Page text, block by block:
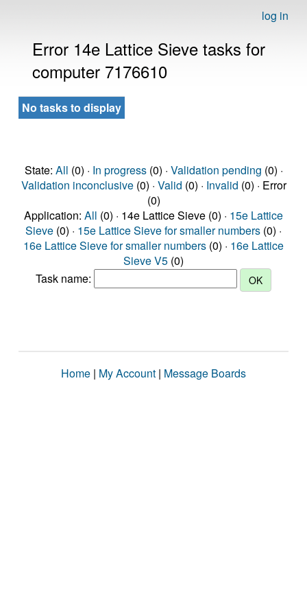
log in
Error 14e Lattice Sieve tasks for
computer 7176610
No tasks to display
State: All (0) · In progress(0) · Validation pending (0) ·
Validation inconclusive(0) · Valid (0) · Invalid (0) · Error
(0)
Application: All (0) · 14e Lattice Sieve (0) · 15e Lattice
Sieve (0) · 15e Lattice Sieve for smaller numbers (0) ·
16e Lattice Sieve for smaller numbers (0) · 16e Lattice
Sieve V5 (0)
Task name:
Home | My Account | Message Boards